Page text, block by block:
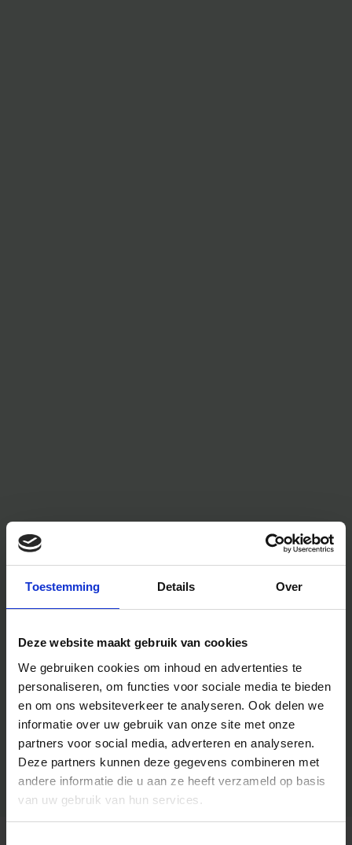
Toestemming Details Over
Deze website maakt gebruik van cookies
We gebruiken cookies om inhoud en advertenties te
personaliseren, om functies voor sociale media te bieden
en om ons websiteverkeer te analyseren. Ook delen we
informatie over uw gebruik van onze site met onze
partners voor social media, adverteren en analyseren.
Deze partners kunnen deze gegevens combineren met
andere informatie die u aan ze heeft verzameld op basis
van uw gebruik van hun services.